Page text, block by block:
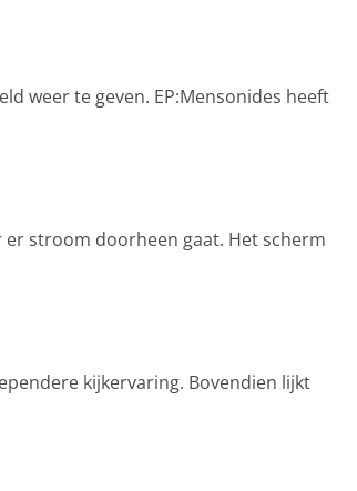
weer te geven. EP:Mensonides heeft
er stroom doorheen gaat. Het scherm
kijkervaring. Bovendien lijkt